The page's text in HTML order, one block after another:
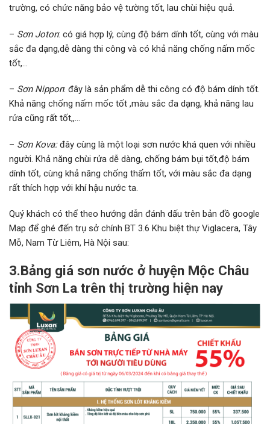
trường, có chức năng bảo vệ tường tốt, lau chùi hiệu quả.
– Sơn Joton: có giá hợp lý, cùng độ bám dính tốt, cùng với màu
sắc đa dạng,dễ dàng thi công và có khả năng chống nấm mốc
tốt,…
– Sơn Nippon: đây là sản phẩm dễ thi công có độ bám dính tốt.
Khả năng chống nấm mốc tốt ,màu sắc đa dạng, khả năng lau
rửa cũng rất tốt,,…
– Sơn Kova:đây cùng là một loại sơn nước khá quen với nhiều
người. Khả năng chùi rửa dễ dàng, chống bám bụi tốt,độ bám
dính tốt, cùng khả năng chống thấm tốt, với màu sắc đa dạng
rất thích hợp với khí hậu nước ta.
Quý khách có thể theo hướng dẫn đánh dấu trên bản đồ google
Map để ghé đến trụ sở chính BT 3.6 Khu biệt thự Viglacera, Tây
Mỗ, Nam Từ Liêm, Hà Nội sau:
3.Bảng giá sơn nước ở huyện Mộc Châu
tỉnh Sơn La trên thị trường hiện nay